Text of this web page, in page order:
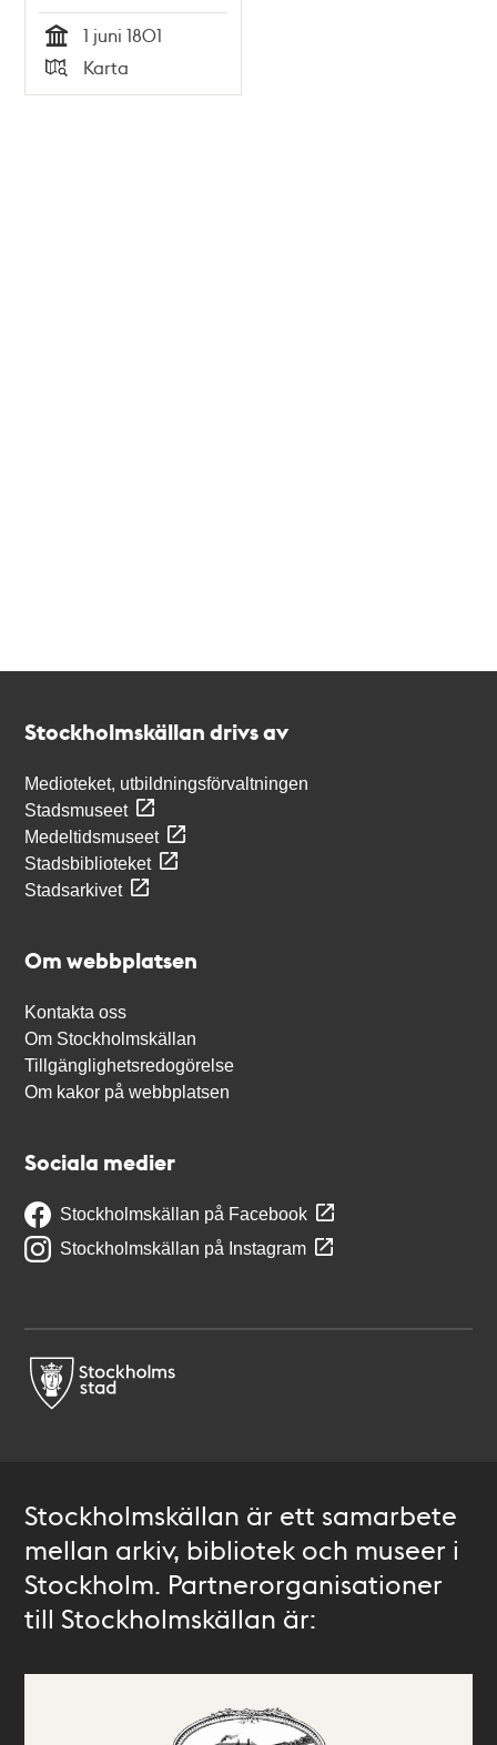
Tid
1 juni 1801
Typ
Karta
Stockholmskällan drivs av
Medioteket, utbildningsförvaltningen
Stadsmuseet
Medeltidsmuseet
Stadsbiblioteket
Stadsarkivet
Om webbplatsen
Kontakta oss
Om Stockholmskällan
Tillgänglighetsredogörelse
Om kakor på webbplatsen
Sociala medier
Stockholmskällan på Facebook
Stockholmskällan på Instagram
Stockholmskällan är ett samarbete
mellan arkiv, bibliotek och museer i
Stockholm. Partnerorganisationer
till Stockholmskällan är: